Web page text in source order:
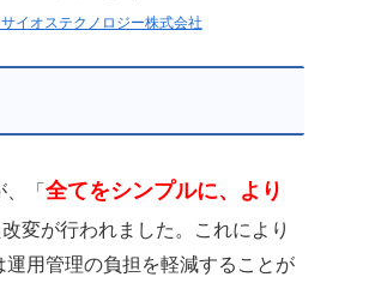
イオステクノロジー株式会社
「 全てをシンプルに、より
変が行われました。これにより
用管理の負担を軽減することが